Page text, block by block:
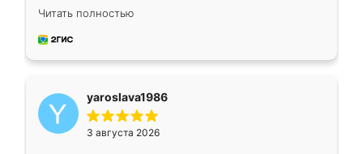
недели кухня была уже готова. Остались
довольны работой. Спасибо Ренессанс
мебель за качественную работу!
Читать полностью
yaroslava1986
3 августа 2026